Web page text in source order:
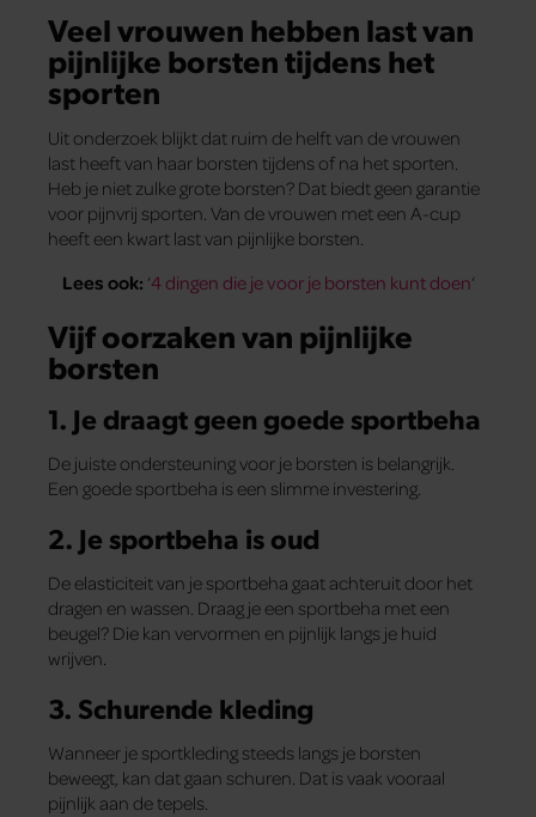
Veel vrouwen hebben last van
pijnlijke borsten tijdens het
sporten
Uit onderzoek blijkt dat ruim de helft van de vrouwen
last heeft van haar borsten tijdens of na het sporten.
Heb je niet zulke grote borsten? Dat biedt geen garantie
voor pijnvrij sporten. Van de vrouwen met een A-cup
heeft een kwart last van pijnlijke borsten.
Lees ook: ‘4 dingen die je voor je borsten kunt doen‘
Vijf oorzaken van pijnlijke
borsten
1. Je draagt geen goede sportbeha
De juiste ondersteuning voor je borsten is belangrijk.
Een goede sportbeha is een slimme investering.
2. Je sportbeha is oud
De elasticiteit van je sportbeha gaat achteruit door het
dragen en wassen. Draag je een sportbeha met een
beugel? Die kan vervormen en pijnlijk langs je huid
wrijven.
3. Schurende kleding
Wanneer je sportkleding steeds langs je borsten
beweegt, kan dat gaan schuren. Dat is vaak vooraal
pijnlijk aan de tepels.